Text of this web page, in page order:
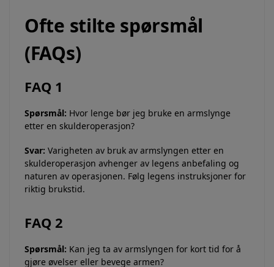
Ofte stilte spørsmål
(FAQs)
FAQ 1
Spørsmål: Hvor lenge bør jeg bruke en armslynge
etter en skulderoperasjon?
Svar: Varigheten av bruk av armslyngen etter en
skulderoperasjon avhenger av legens anbefaling og
naturen av operasjonen. Følg legens instruksjoner for
riktig brukstid.
FAQ 2
Spørsmål: Kan jeg ta av armslyngen for kort tid for å
gjøre øvelser eller bevege armen?